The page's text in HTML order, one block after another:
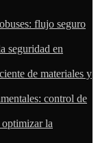
flujo seguro
seguridad en
de materiales y
control de
optimizar la